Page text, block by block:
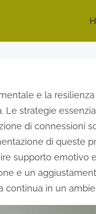
e la
Le strategie
di connessioni
di queste
supporto emotivo
e un
continua in un